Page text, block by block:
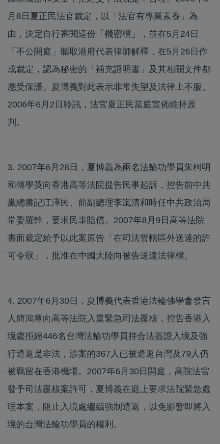
月8日夏正民法官裁定，以「法官有專業素養」為
由，決定自行審閱這份「機密檔」，並在5月24日
「不公開庭」聽取港府代表律師解釋，在5月26日作
成裁定，認為秘密的「補充證明書」及其相關文件都
應受保護。夏博義對此表示非常失望及法律上不服。
2006年6月2日聆訊，法官夏正民當庭宣佈維持原
判。
3. 2007年6月28日，夏博義為兩名法輪功學員朱柯明
和傅學英向香港高等法院提告民事起訴，控告前中共
黨總書記江澤民、前副總理李嵐清和時任中共政治局
常委羅幹，要求民事賠償。2007年8月9日高等法院
書面裁定給予以此案原告「在司法管轄區外送達的許
可令狀」，批准在中國大陸向被告送達法律檔。
4. 2007年6月30日，夏博義代表香港法輪佛學會發言
人簡鴻章向高等法院入稟緊急司法覆核，控告香港入
境處拒絕446名台灣法輪功學員持合法簽證入境及強
行遣返是非法，涉案的367人已被遣返台灣及79人仍
被羈留在香港機場。2007年6月30日開庭，高院法官
發予司法覆核案許可，夏博義在庭上要求法院緊急處
理本案，阻止入境處繼續強制遣返，以免影響即將入
境的台灣法輪功學員的權利。